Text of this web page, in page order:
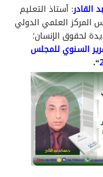
القادر: أستاذ التعليم
المركز العلمي الدولي
لحقوق الإنسان؛
السنوي للمجلس
“.